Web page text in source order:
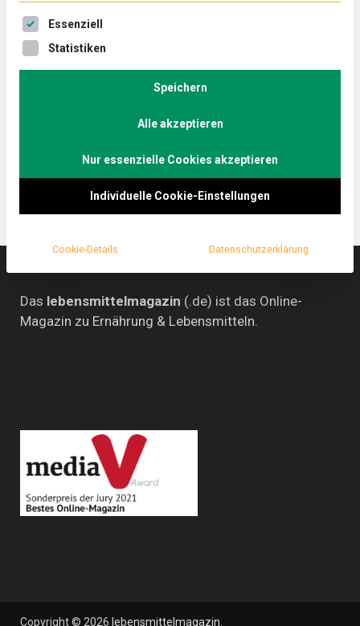
Lebensmitteln in der Diskussion
29. Mai 2019
auf
Lebensmitteln
in
Die Debatte um die Erweiterung der
Nährwertkennzeichnung um eine visuell arbeitende
Besonders im Vordergrund stehen dabei aktuell drei
Das lebensmittelmagazin (.de) ist das Online-
Magazin zu Ernährung & Lebensmitteln.
Copyright © 2026 lebensmittelmagazin
Es folgt eine Liste der Service-Gruppen, für die eine
Essenziell
Statistiken
Speichern
Alle akzeptieren
Nur essenzielle Cookies akzeptieren
Individuelle Cookie-Einstellungen
Cookie-Details Datenschutzerklärung